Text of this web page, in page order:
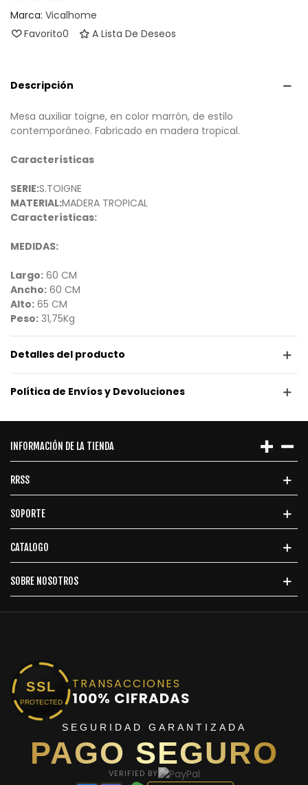
Marca: Vicalhome
Favorito0 A Lista De Deseos
Descripción
Mesa auxiliar toigne, en color marrón, de estilo
contemporáneo. Fabricado en madera tropical.
Características
SERIE:S.TOIGNE
MATERIAL:MADERA TROPICAL
Características:
MEDIDAS:
Largo: 60 CM
Ancho: 60 CM
Alto: 65 CM
Peso: 31,75Kg
Detalles del producto
Política de Envíos y Devoluciones
INFORMACIÓN DE LA TIENDA
RRSS
SOPORTE
CATALOGO
SOBRE NOSOTROS
SSL
PROTECTED
TRANSACCIONES
100% CIFRADAS
SEGURIDAD GARANTIZADA
PAGO SEGURO
VERIFIED BY